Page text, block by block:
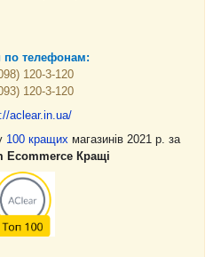
по телефонам:
120-3-120
120-3-120
aclear.in.ua/
100 кращих магазинів 2021 р. за
Ecommerce Кращі